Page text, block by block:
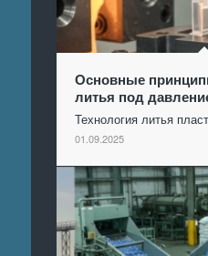
Основные
литья под
Технология литья
01.09.2025